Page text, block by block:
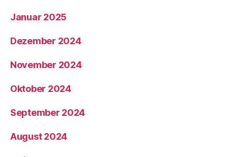
Januar 2025
Dezember 2024
November 2024
Oktober 2024
September 2024
August 2024